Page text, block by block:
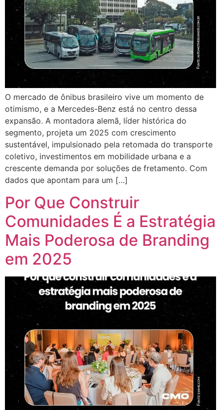
O mercado de ônibus brasileiro vive um momento de
otimismo, e a Mercedes-Benz está no centro dessa
expansão. A montadora alemã, líder histórica do
segmento, projeta um 2025 com crescimento
sustentável, impulsionado pela retomada do transporte
coletivo, investimentos em mobilidade urbana e a
crescente demanda por soluções de fretamento. Com
dados que apontam para um […]
Por Que Construir
Comunidades É a Estratégia
Mais Poderosa de Branding
em 2025